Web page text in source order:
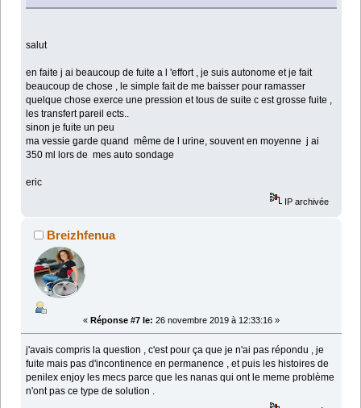
salut
en faite j ai beaucoup de fuite a l 'effort , je suis autonome et je fait
beaucoup de chose , le simple fait de me baisser pour ramasser
quelque chose exerce une pression et tous de suite c est grosse fuite ,
les transfert pareil ects..
sinon je fuite un peu
ma vessie garde quand même de l urine, souvent en moyenne j ai
350 ml lors de mes auto sondage
eric
IP archivée
Breizhfenua
« Réponse #7 le: 26 novembre 2019 à 12:33:16 »
j'avais compris la question , c'est pour ça que je n'ai pas répondu , je
fuite mais pas d'incontinence en permanence , et puis les histoires de
penilex enjoy les mecs parce que les nanas qui ont le meme problème
n'ont pas ce type de solution .